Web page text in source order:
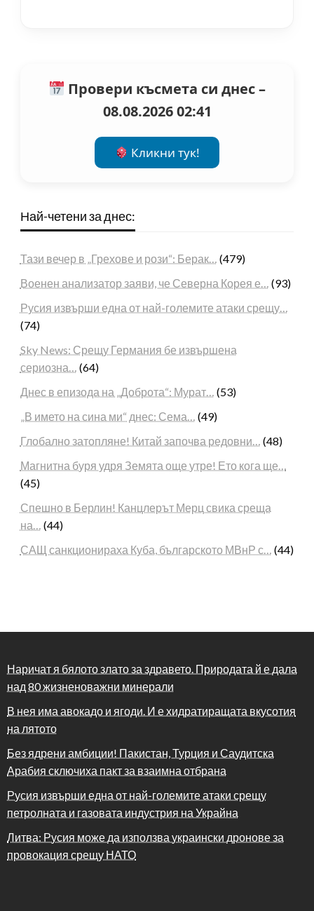
Провери късмета си днес –
08.08.2026 02:41
Кликни тук!
Най-четени за днес:
Тази вечер в „Грехове и рози“: Берак… (479)
Военен анализатор заяви, че Северна Корея е… (93)
Русия извърши една от най-големите атаки срещу…
(74)
Sky News: Срещу Германия бе извършена
сериозна… (64)
Днес в епизода на „Доброта“: Мурат… (53)
„В името на сина ми“ днес: Сема… (49)
Глобално затопляне! Китай започва редовни… (48)
Магнитна буря удря Земята още утре! Ето кога ще…
(45)
Спешно в Берлин! Канцлерът Мерц свика среща
на… (44)
САЩ санкционираха Куба, българското МВнР с… (44)
Наричат я бялото злато за здравето. Природата й е дала
над 80 жизненоважни минерали
В нея има авокадо и ягоди. И е хидратиращата вкусотия
на лятото
Без ядрени амбиции! Пакистан, Турция и Саудитска
Арабия сключиха пакт за взаимна отбрана
Русия извърши една от най-големите атаки срещу
петролната и газовата индустрия на Украйна
Литва: Русия може да използва украински дронове за
провокация срещу НАТО